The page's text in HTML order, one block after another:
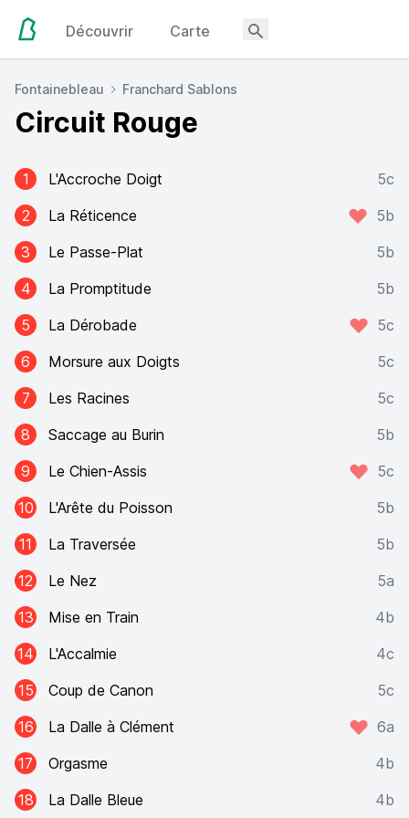
Découvrir Carte
Fontainebleau Franchard Sablons
Circuit Rouge
1 L'Accroche Doigt
5c
2
La Réticence
5b
3
Le Passe-Plat
5b
4
La Promptitude
5b
5
La Dérobade
5c
6
Morsure aux Doigts
5c
7
Les Racines
5c
8
Saccage au Burin
5b
9
Le Chien-Assis
5c
10
L'Arête du Poisson
5b
11
La Traversée
5b
12
Le Nez
5a
13
Mise en Train
4b
14
L'Accalmie
4c
15
Coup de Canon
5c
16
La Dalle à Clément
6a
17
Orgasme
4b
18
La Dalle Bleue 4b